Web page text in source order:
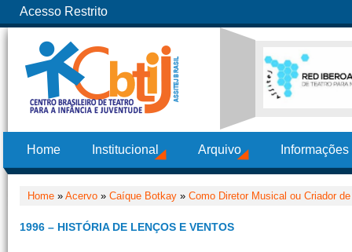
Acesso Restrito
Home Institucional Arquivo
Home » Acervo » Caíque Botkay » Como Diretor Musical ou Criador
1996 – HISTÓRIA DE LENÇOS E VENTOS